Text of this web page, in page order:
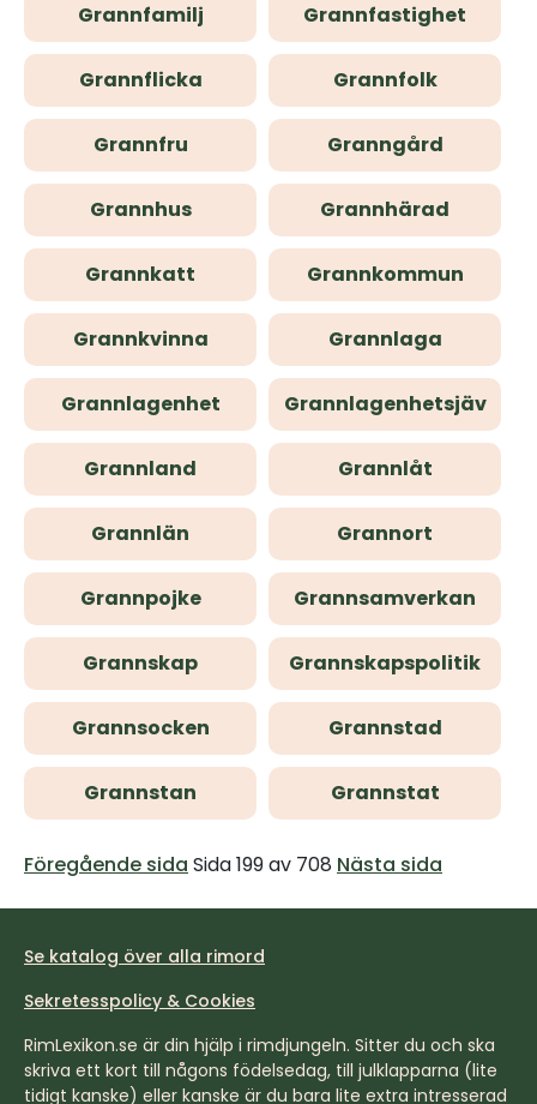
Grannfamilj Grannfastighet
Grannflicka Grannfolk
Grannfru Granngård
Grannhus Grannhärad
Grannkatt Grannkommun
Grannkvinna Grannlaga
Grannlagenhet Grannlagenhetsjäv
Grannland Grannlåt
Grannlän Grannort
Grannpojke Grannsamverkan
Grannskap Grannskapspolitik
Grannsocken Grannstad
Grannstan Grannstat
Föregående sida Sida 199 av 708 Nästa sida
Se katalog över alla rimord
Sekretesspolicy & Cookies
RimLexikon.se är din hjälp i rimdjungeln. Sitter du och ska
skriva ett kort till någons födelsedag, till julklapparna (lite
tidigt kanske) eller kanske är du bara lite extra intresserad